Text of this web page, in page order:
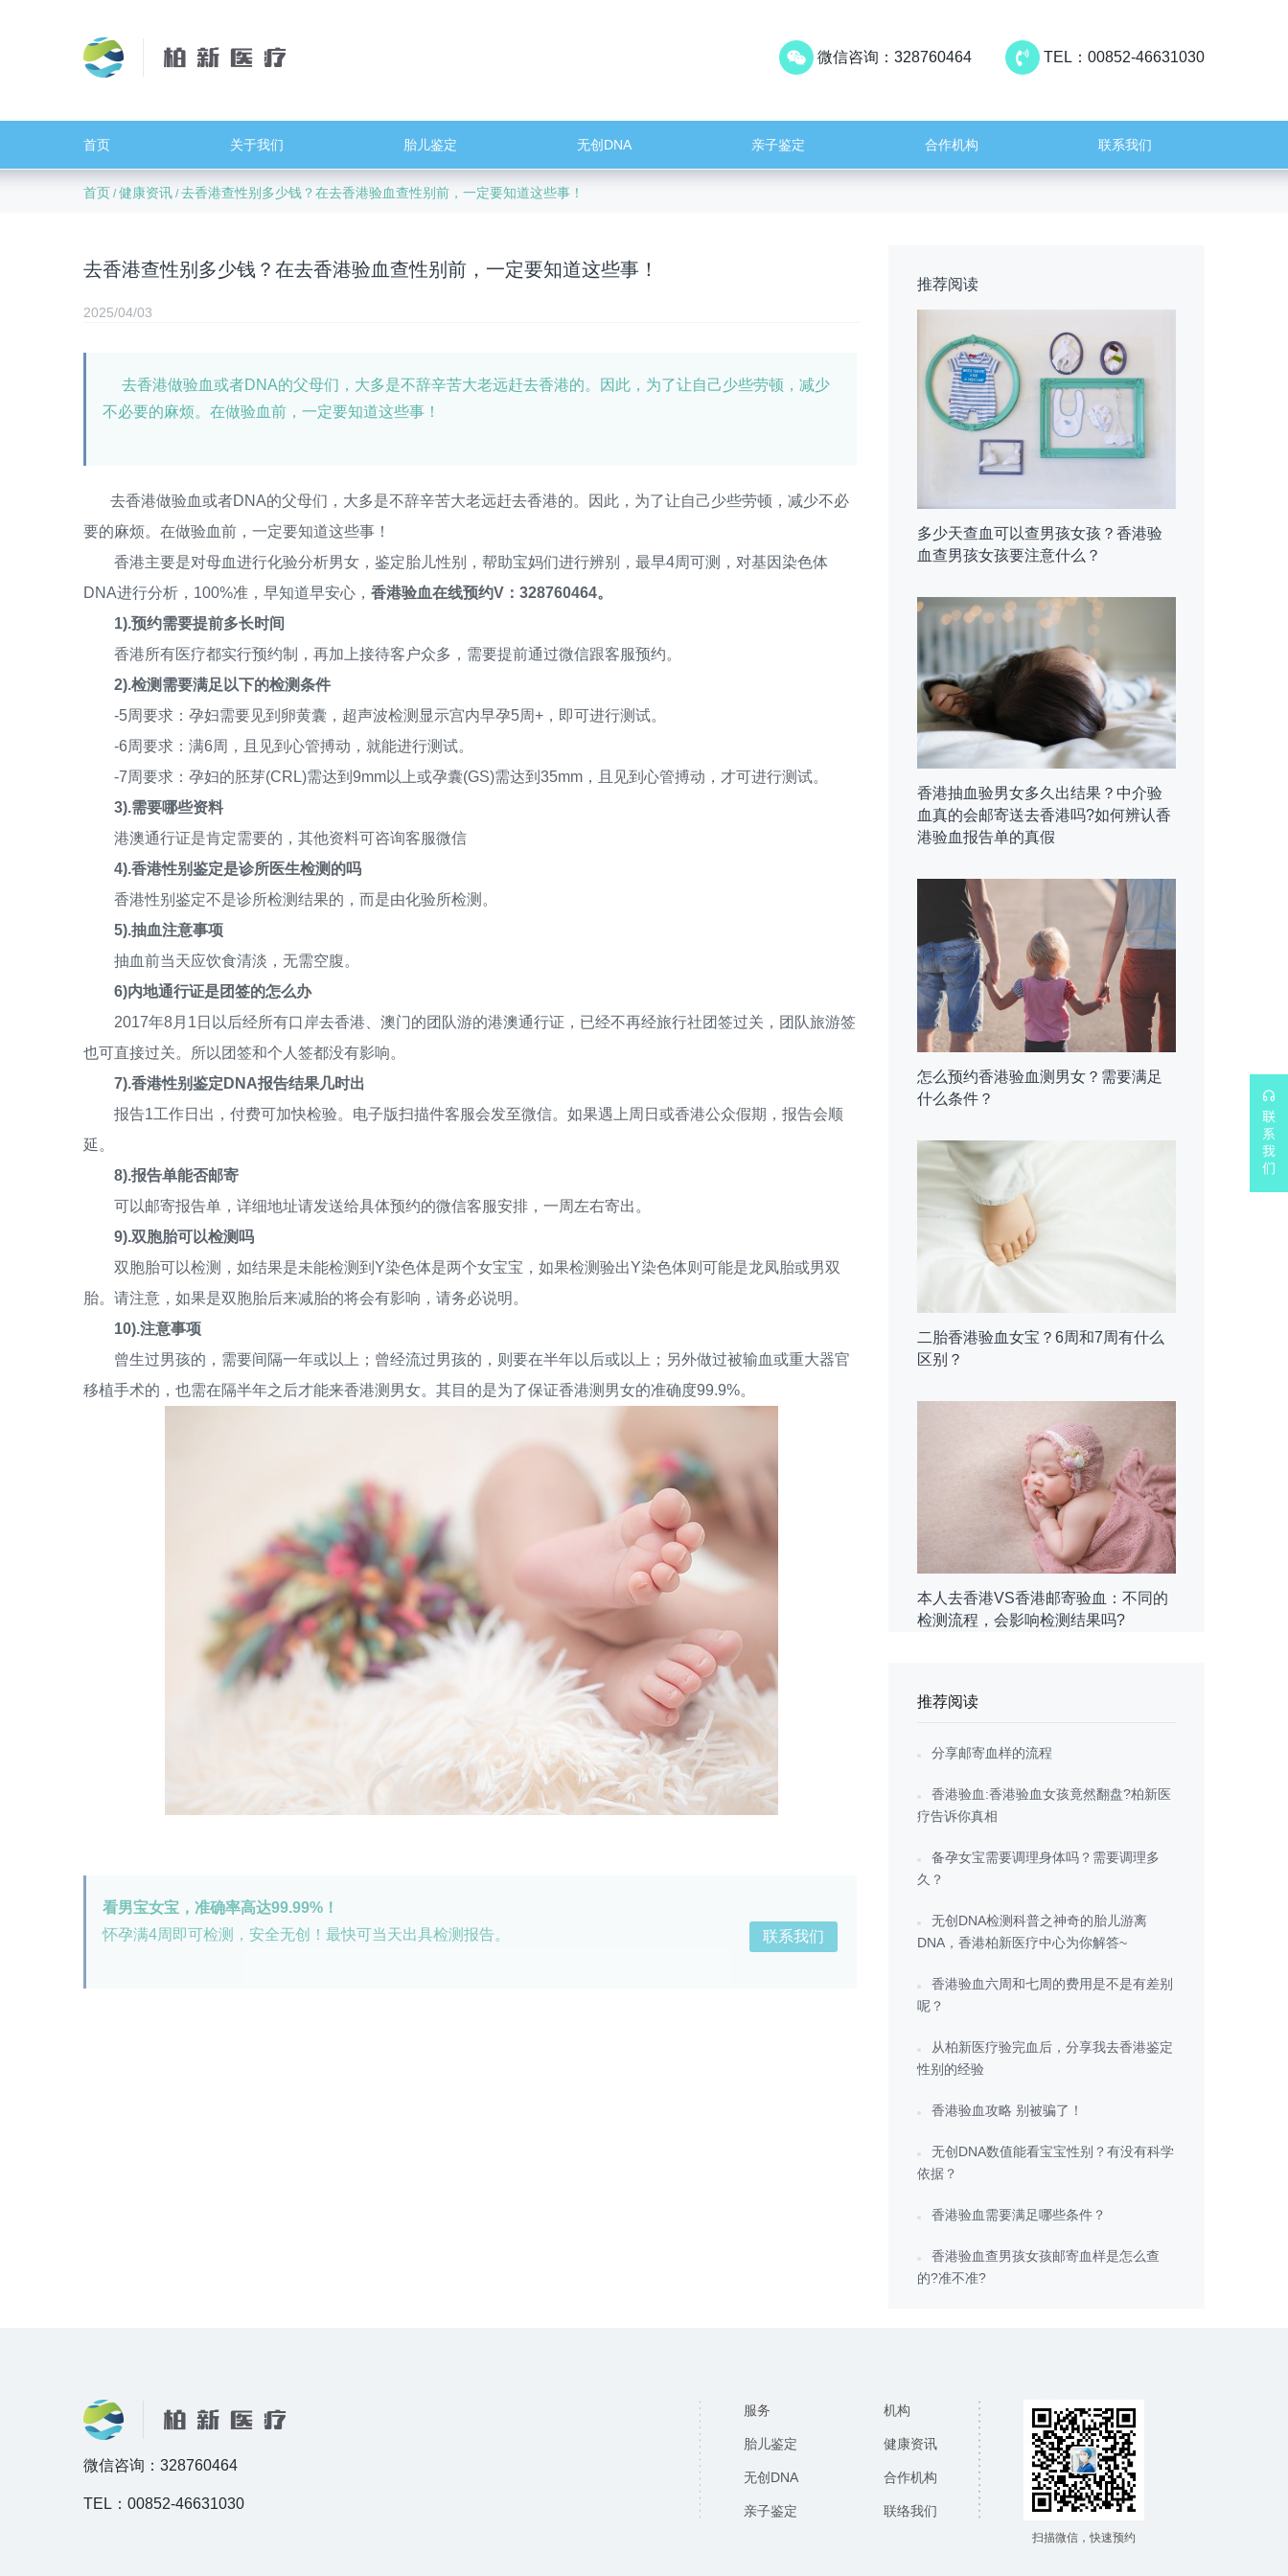
TEL：00852-46631030
微信咨询：328760464
首页 关于我们 胎儿鉴定 无创DNA 亲子鉴定 合作机构 联系我们
首页 /健康资讯 /去香港查性别多少钱？在去香港验血查性别前，一定要知道这些事！
去香港查性别多少钱？在去香港验血查性别前，一定要知道这些事！
2025/04/03
去香港做验血或者DNA的父母们，大多是不辞辛苦大老远赶去香港的。因此，为了让自己少些劳顿，减少
不必要的麻烦。在做验血前，一定要知道这些事！
去香港做验血或者DNA的父母们，大多是不辞辛苦大老远赶去香港的。因此，为了让自己少些劳顿，减少不必
要的麻烦。在做验血前，一定要知道这些事！
香港主要是对母血进行化验分析男女，鉴定胎儿性别，帮助宝妈们进行辨别，最早4周可测，对基因染色体
DNA进行分析，100%准，早知道早安心， 香港验血在线预约V：328760464。
1).预约需要提前多长时间
香港所有医疗都实行预约制，再加上接待客户众多，需要提前通过微信跟客服预约。
2).检测需要满足以下的检测条件
-5周要求：孕妇需要见到卵黄囊，超声波检测显示宫内早孕5周+，即可进行测试。
-6周要求：满6周，且见到心管搏动，就能进行测试。
-7周要求：孕妇的胚芽(CRL)需达到9mm以上或孕囊(GS)需达到35mm，且见到心管搏动，才可进行测试。
3).需要哪些资料
港澳通行证是肯定需要的，其他资料可咨询客服微信
4).香港性别鉴定是诊所医生检测的吗
香港性别鉴定不是诊所检测结果的，而是由化验所检测。
5).抽血注意事项
抽血前当天应饮食清淡，无需空腹。
6)内地通行证是团签的怎么办
2017年8月1日以后经所有口岸去香港、澳门的团队游的港澳通行证，已经不再经旅行社团签过关，团队旅游签
也可直接过关。所以团签和个人签都没有影响。
7).香港性别鉴定DNA报告结果几时出
报告1工作日出，付费可加快检验。电子版扫描件客服会发至微信。如果遇上周日或香港公众假期，报告会顺
延。
8).报告单能否邮寄
可以邮寄报告单，详细地址请发送给具体预约的微信客服安排，一周左右寄出。
9).双胞胎可以检测吗
双胞胎可以检测，如结果是未能检测到Y染色体是两个女宝宝，如果检测验出Y染色体则可能是龙凤胎或男双
胎。请注意，如果是双胞胎后来减胎的将会有影响，请务必说明。
10).注意事项
曾生过男孩的，需要间隔一年或以上；曾经流过男孩的，则要在半年以后或以上；另外做过被输血或重大器官
移植手术的，也需在隔半年之后才能来香港测男女。其目的是为了保证香港测男女的准确度99.9%。
看男宝女宝，准确率高达99.99%！
怀孕满4周即可检测，安全无创！最快可当天出具检测报告。
联系我们
推荐阅读
多少天查血可以查男孩女孩？香港验
血查男孩女孩要注意什么？
香港抽血验男女多久出结果？中介验
血真的会邮寄送去香港吗?如何辨认香
港验血报告单的真假
怎么预约香港验血测男女？需要满足
什么条件？
二胎香港验血女宝？6周和7周有什么
区别？
本人去香港VS香港邮寄验血：不同的
检测流程，会影响检测结果吗?
推荐阅读
分享邮寄血样的流程
香港验血:香港验血女孩竟然翻盘?柏新医
疗告诉你真相
备孕女宝需要调理身体吗？需要调理多
久？
无创DNA检测科普之神奇的胎儿游离
DNA，香港柏新医疗中心为你解答~
香港验血六周和七周的费用是不是有差别
呢？
从柏新医疗验完血后，分享我去香港鉴定
性别的经验
香港验血攻略 别被骗了！
无创DNA数值能看宝宝性别？有没有科学
依据？
香港验血需要满足哪些条件？
香港验血查男孩女孩邮寄血样是怎么查
的?准不准?
微信咨询：328760464
TEL：00852-46631030
服务
胎儿鉴定
无创DNA
亲子鉴定
机构
健康资讯
合作机构
联络我们
扫描微信，快速预约